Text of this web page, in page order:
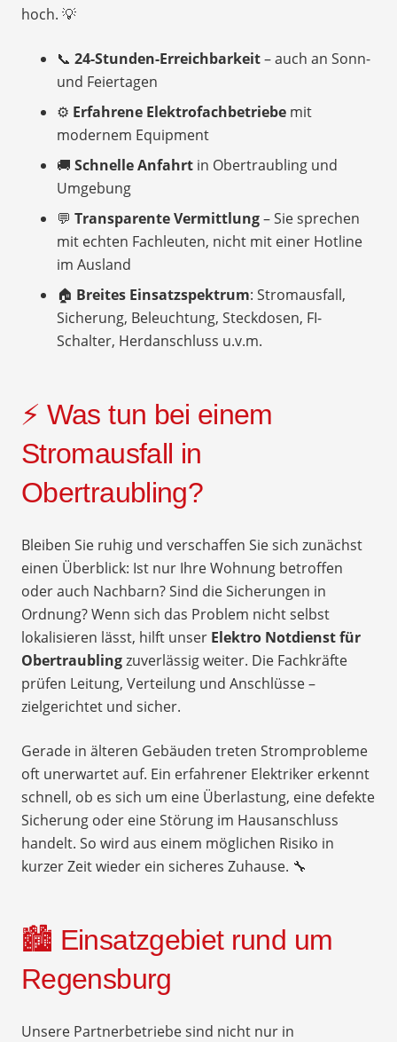
hoch. 💡
📞 24-Stunden-Erreichbarkeit– auch an Sonn-
und Feiertagen
⚙️ Erfahrene Elektrofachbetriebe mit
modernem Equipment
🚚 Schnelle Anfahrt in Obertraubling und
Umgebung
💬 Transparente Vermittlung– Sie sprechen
mit echten Fachleuten, nicht mit einer Hotline
im Ausland
🏠 Breites Einsatzspektrum: Stromausfall,
Sicherung, Beleuchtung, Steckdosen, FI-
Schalter, Herdanschluss u.v.m.
⚡ Was tun bei einem
Stromausfall in
Obertraubling?
Bleiben Sie ruhig und verschaffen Sie sich zunächst
einen Überblick: Ist nur Ihre Wohnung betroffen
oder auch Nachbarn? Sind die Sicherungen in
Ordnung? Wenn sich das Problem nicht selbst
lokalisieren lässt, hilft unser Elektro Notdienst für
Obertraublingzuverlässig weiter. Die Fachkräfte
prüfen Leitung, Verteilung und Anschlüsse –
zielgerichtet und sicher.
Gerade in älteren Gebäuden treten Stromprobleme
oft unerwartet auf. Ein erfahrener Elektriker erkennt
schnell, ob es sich um eine Überlastung, eine defekte
Sicherung oder eine Störung im Hausanschluss
handelt. So wird aus einem möglichen Risiko in
kurzer Zeit wieder ein sicheres Zuhause. 🔧
🏙️ Einsatzgebiet rund um
Regensburg
Unsere Partnerbetriebe sind nicht nur in